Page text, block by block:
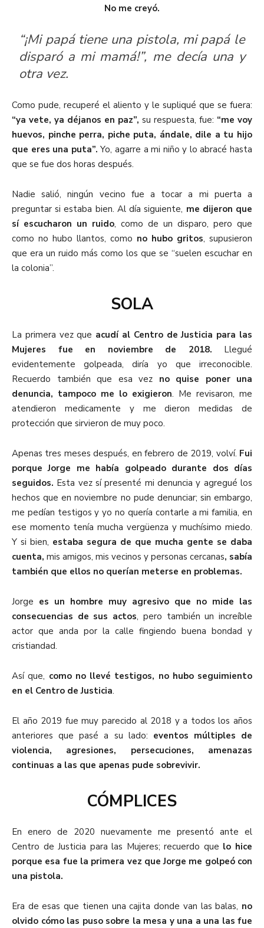
No me creyó.
“¡Mi papá tiene una pistola, mi papá le
disparó a mi mamá!”, me decía una y
otra vez.
Como pude, recuperé el aliento y le supliqué que se fuera:
“ya vete, ya déjanos en paz”, su respuesta, fue: “me voy
huevos, pinche perra, piche puta, ándale, dile a tu hijo
que eres una puta”. Yo, agarre a mi niño y lo abracé hasta
que se fue dos horas después.
Nadie salió, ningún vecino fue a tocar a mi puerta a
preguntar si estaba bien. Al día siguiente, me dijeron que
sí escucharon un ruido, como de un disparo, pero que
como no hubo llantos, como no hubo gritos, supusieron
que era un ruido más como los que se “suelen escuchar en
la colonia”.
SOLA
La primera vez que acudí al Centro de Justicia para las
Mujeres fue en noviembre de 2018. Llegué
evidentemente golpeada, diría yo que irreconocible.
Recuerdo también que esa vez no quise poner una
denuncia, tampoco me lo exigieron. Me revisaron, me
atendieron medicamente y me dieron medidas de
protección que sirvieron de muy poco.
Apenas tres meses después, en febrero de 2019, volví. Fui
porque Jorge me había golpeado durante dos días
seguidos. Esta vez sí presenté mi denuncia y agregué los
hechos que en noviembre no pude denunciar; sin embargo,
me pedían testigos y yo no quería contarle a mi familia, en
ese momento tenía mucha vergüenza y muchísimo miedo.
Y si bien, estaba segura de que mucha gente se daba
cuenta, mis amigos, mis vecinos y personas cercanas, sabía
también que ellos no querían meterse en problemas.
Jorge es un hombre muy agresivo que no mide las
consecuencias de sus actos, pero también un increíble
actor que anda por la calle fingiendo buena bondad y
cristiandad.
Así que, como no llevé testigos, no hubo seguimiento
en el Centro de Justicia.
El año 2019 fue muy parecido al 2018 y a todos los años
anteriores que pasé a su lado: eventos múltiples de
violencia, agresiones, persecuciones, amenazas
continuas a las que apenas pude sobrevivir.
CÓMPLICES
En enero de 2020 nuevamente me presentó ante el
Centro de Justicia para las Mujeres; recuerdo que lo hice
porque esa fue la primera vez que Jorge me golpeó con
una pistola.
Era de esas que tienen una cajita donde van las balas, no
olvido cómo las puso sobre la mesa y una a una las fue